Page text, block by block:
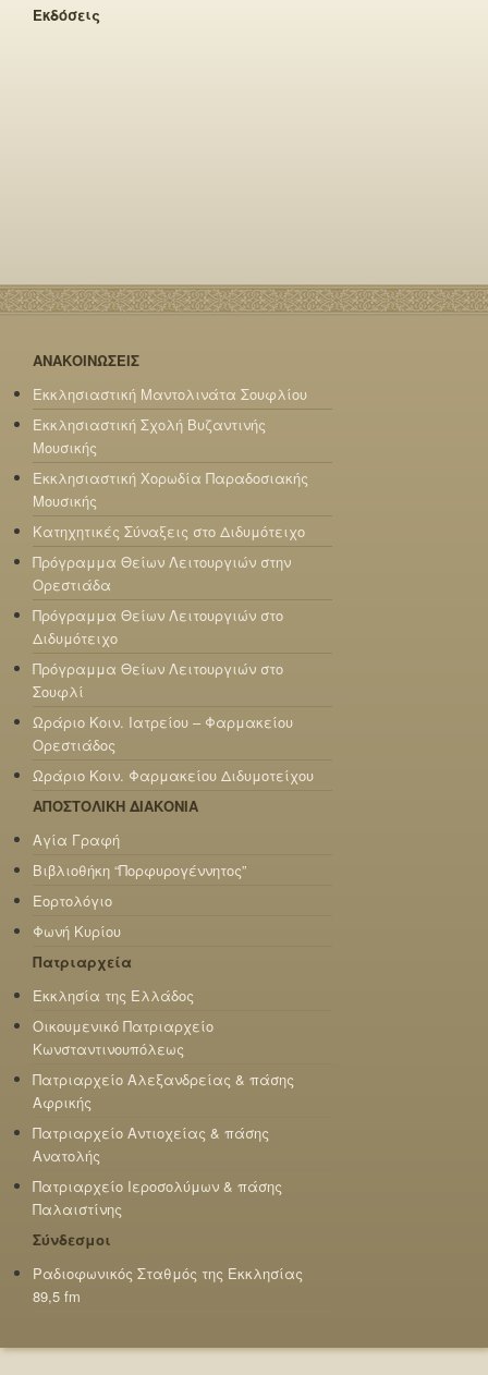
Εκδόσεις
ΑΝΑΚΟΙΝΩΣΕΙΣ
Εκκλησιαστική Μαντολινάτα Σουφλίου
Εκκλησιαστική Σχολή Βυζαντινής
Μουσικής
Εκκλησιαστική Χορωδία Παραδοσιακής
Μουσικής
Κατηχητικές Σύναξεις στο Διδυμότειχο
Πρόγραμμα Θείων Λειτουργιών στην
Ορεστιάδα
Πρόγραμμα Θείων Λειτουργιών στο
Διδυμότειχο
Πρόγραμμα Θείων Λειτουργιών στο
Σουφλί
Ωράριο Κοιν. Ιατρείου – Φαρμακείου
Ορεστιάδος
Ωράριο Κοιν. Φαρμακείου Διδυμοτείχου
ΑΠΟΣΤΟΛΙΚΗ ΔΙΑΚΟΝΙΑ
Αγία Γραφή
Βιβλιοθήκη “Πορφυρογέννητος”
Εορτολόγιο
Φωνή Κυρίου
Πατριαρχεία
Εκκλησία της Ελλάδος
Οικουμενικό Πατριαρχείο
Κωνσταντινουπόλεως
Πατριαρχείο Αλεξανδρείας & πάσης
Αφρικής
Πατριαρχείο Αντιοχείας & πάσης
Ανατολής
Πατριαρχείο Ιεροσολύμων & πάσης
Παλαιστίνης
Σύνδεσμοι
Ραδιοφωνικός Σταθμός της Εκκλησίας
89,5 fm